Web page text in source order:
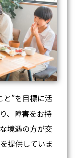
と”を目標に活
、障害をお持
境遇の方が交
提供していま